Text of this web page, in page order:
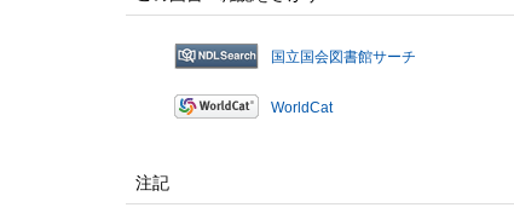
国立国会図書館サーチ
WorldCat
注記